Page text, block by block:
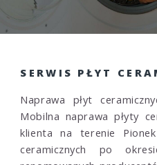
SERWIS PŁYT
Naprawa płyt
Mobilna naprawa płyty
klienta na terenie
ceramicznych po